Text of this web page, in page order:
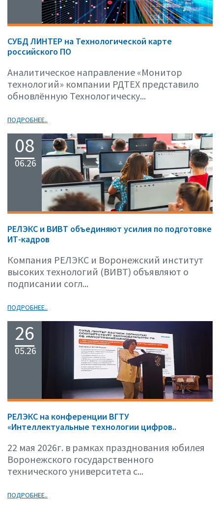
СУБД ЛИНТЕР на Технологической карте
российского ПО
Аналитическое направление «Монитор
технологий» компании РДТЕХ представило
обновлённую Технологическу...
ПОДРОБНЕЕ..
08
06.26
РЕЛЭКС и ВИВТ объединяют усилия по подготовке
ИТ-кадров
Компания РЕЛЭКС и Воронежский институт
высоких технологий (ВИВТ) объявляют о
подписании согл...
ПОДРОБНЕЕ..
26
05.26
РЕЛЭКС на конференции ВГТУ
«Интеллектуальные технологии цифров..
22 мая 2026г. в рамках празднования юбилея
Воронежского государственного
технического университета с...
ПОДРОБНЕЕ..